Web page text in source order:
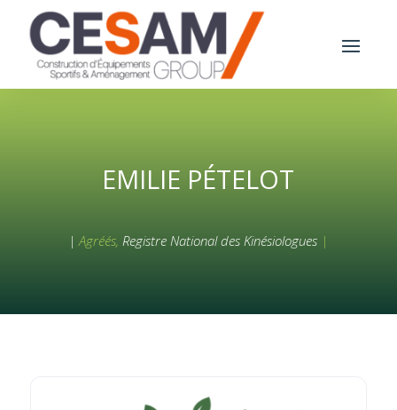
EMILIE PÉTELOT
|Agréés, Registre National des Kinésiologues |